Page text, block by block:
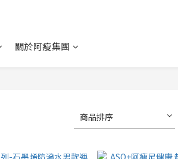
關於阿瘦集團
商品排序